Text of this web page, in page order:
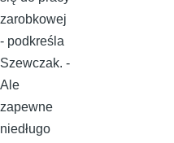
zarobkowej
- podkreśla
Szewczak. -
Ale
zapewne
niedługo